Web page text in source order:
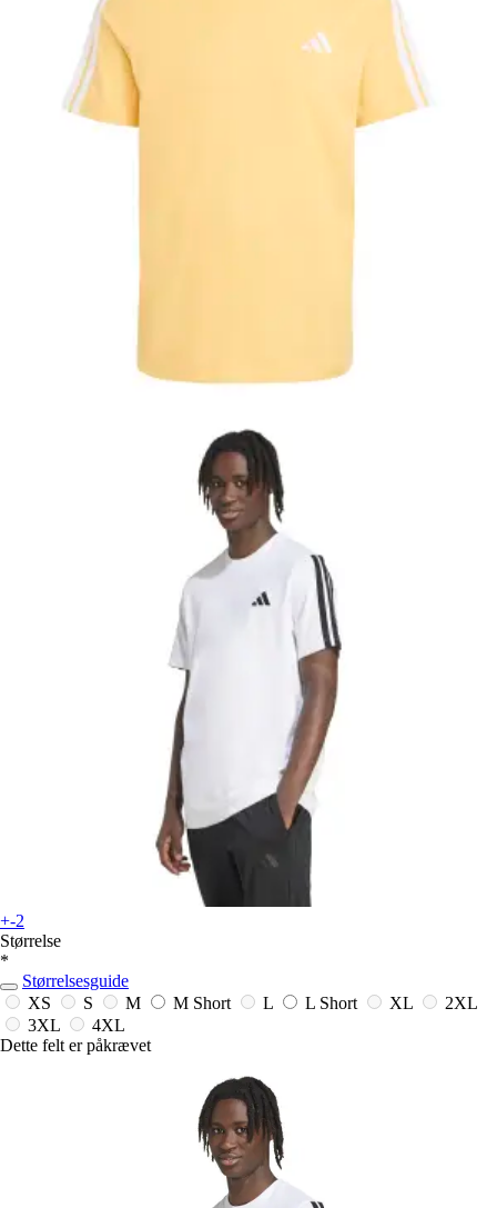
+-2
Størrelse
*
Størrelsesguide
XS
S M M Short L L Short XL
2XL
3XL
4XL
Dette felt er påkrævet